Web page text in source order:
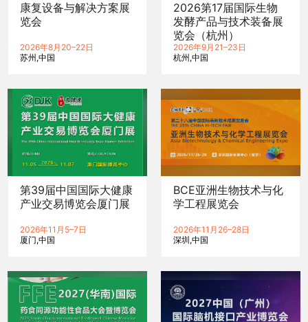
康复设备与解决方案展
览会
2026年8月20–22日
苏州 中国
2026第17届国际生物
发酵产品与技术装备展
览会（杭州）
2026年9月21–23日
杭州 中国
第39届中国国际大健康
产业交易博览会厦门展
2026年11月5–7日
厦门 中国
BCE亚洲生物技术与化
学工程展览会
2026年11月26–28日
深圳 中国